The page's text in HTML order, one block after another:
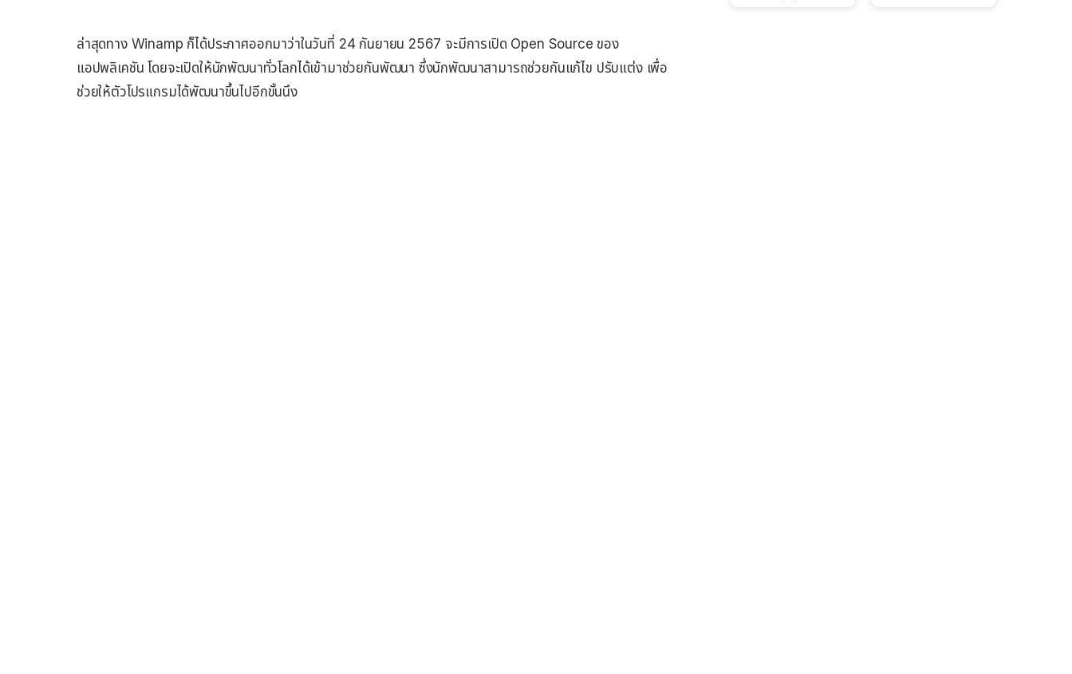
ล่าสุดทาง Winamp ก็ได้ประกาศออกมาว่าในวันที่ 24 กันยายน 2567 จะมีการเปิด Open Source ของ
แอปพลิเคชัน โดยจะเปิดให้นักพัฒนาทั่วโลกได้เข้ามาช่วยกันพัฒนา ซึ่งนักพัฒนาสามารถช่วยกันแก้ไข ปรับแต่ง เพื่อ
ช่วยให้ตัวโปรแกรมได้พัฒนาขึ้นไปอีกขั้นนึง